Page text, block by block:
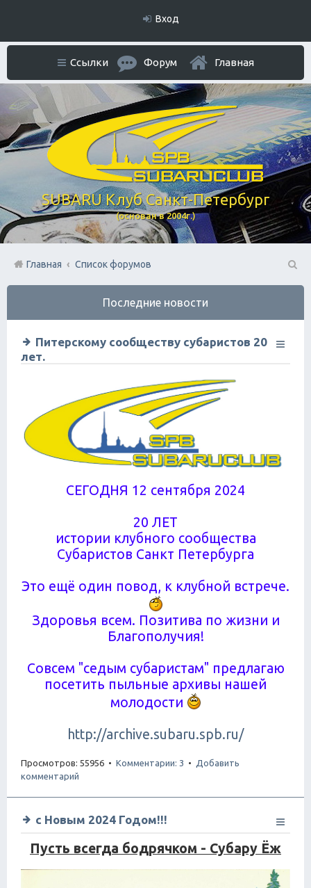
Вход
SUBARU Клуб Санкт-Петербург
(основан в 2004г.)
Ссылки Форум Главная
Главная
Список форумов
П
Последние новости
Питерскому сообществу субаристов 20
лет.
СЕГОДНЯ 12 сентября 2024
20 ЛЕТ
истории клубного сообщества
Субаристов Санкт Петербурга
Это ещё один повод, к клубной встрече.
Здоровья всем. Позитива по жизни и
Благополучия!
Совсем "седым субаристам" предлагаю
посетить пыльные архивы нашей
молодости
http://archive.subaru.spb.ru/
Просмотров: 55956 • Комментарии: 3 •
Добавить
комментарий
с Новым 2024 Годом!!!
Пусть всегда бодрячком - Субару Ёж